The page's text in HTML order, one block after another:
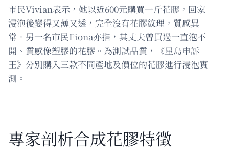
市民Vivian表示，她以近600元購買一斤花膠，回家
浸泡後變得又薄又透，完全沒有花膠紋理，質感異
常。另一名市民Fiona亦指，其丈夫曾買過一直泡不
開、質感像塑膠的花膠。為測試品質，《星島申訴
王》分別購入三款不同產地及價位的花膠進行浸泡實
測。
專家剖析合成花膠特徵